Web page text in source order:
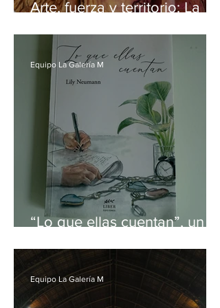
Arte, fuerza y territorio: La
Gabriela Vargas que abre
camino en el sur de Chile
“Lo que ellas cuentan”, un
femenino
Equipo La Galería M
Equipo La Galería M